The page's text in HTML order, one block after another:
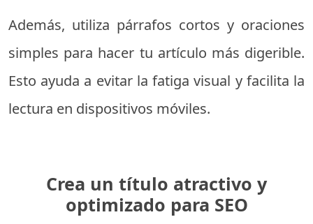
Además, utiliza párrafos cortos y oraciones
simples para hacer tu artículo más digerible.
Esto ayuda a evitar la fatiga visual y facilita la
lectura en dispositivos móviles.
Crea un título atractivo y
optimizado para SEO